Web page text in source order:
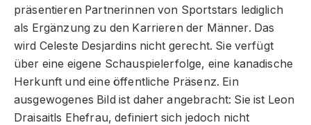
präsentieren Partnerinnen von Sportstars lediglich
als Ergänzung zu den Karrieren der Männer. Das
wird Celeste Desjardins nicht gerecht. Sie verfügt
über eine eigene Schauspielerfolge, eine kanadische
Herkunft und eine öffentliche Präsenz. Ein
ausgewogenes Bild ist daher angebracht: Sie ist Leon
Draisaitls Ehefrau, definiert sich jedoch nicht